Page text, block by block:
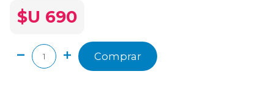
$U 690
Comprar